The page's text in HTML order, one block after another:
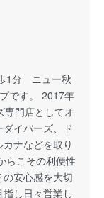
1分 ニュー秋
です。 2017年
専門店としてオ
イバーズ、ド
ナなどを取り
らこその利便性
安心感を大切
し日々営業し